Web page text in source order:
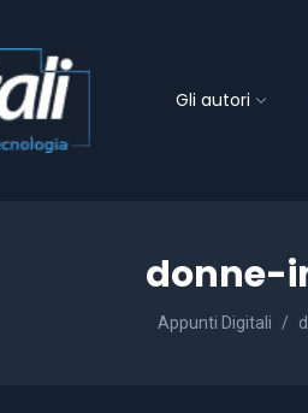
Gli autori
donne-
Appunti Digitali